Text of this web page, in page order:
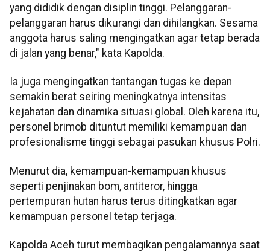
yang dididik dengan disiplin tinggi. Pelanggaran-
pelanggaran harus dikurangi dan dihilangkan. Sesama
anggota harus saling mengingatkan agar tetap berada
di jalan yang benar," kata Kapolda.
Ia juga mengingatkan tantangan tugas ke depan
semakin berat seiring meningkatnya intensitas
kejahatan dan dinamika situasi global. Oleh karena itu,
personel brimob dituntut memiliki kemampuan dan
profesionalisme tinggi sebagai pasukan khusus Polri.
Menurut dia, kemampuan-kemampuan khusus
seperti penjinakan bom, antiteror, hingga
pertempuran hutan harus terus ditingkatkan agar
kemampuan personel tetap terjaga.
Kapolda Aceh turut membagikan pengalamannya saat